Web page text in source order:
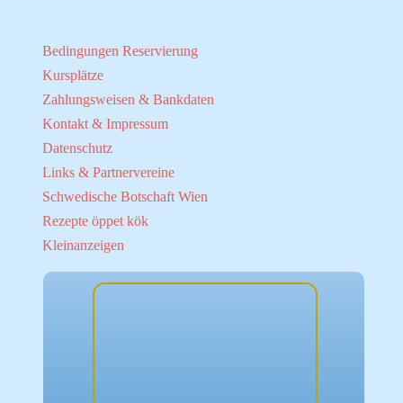
Bedingungen Reservierung
Kursplätze
Zahlungsweisen & Bankdaten
Kontakt & Impressum
Datenschutz
Links & Partnervereine
Schwedische Botschaft Wien
Rezepte öppet kök
Kleinanzeigen